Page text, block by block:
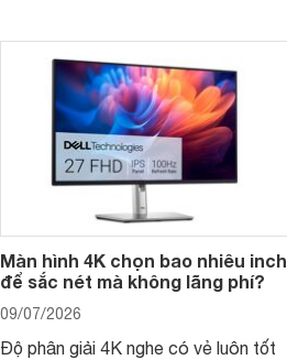
thay vì chỉ so sánh cấu hình trên giấy.
Màn hình 4K chọn bao nhiêu inch
để sắc nét mà không lãng phí?
09/07/2026
Độ phân giải 4K nghe có vẻ luôn tốt